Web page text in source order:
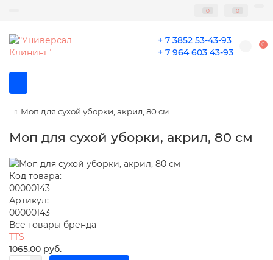
0 0
+ 7 3852 53-43-93
+ 7 964 603 43-93
0
Моп для сухой уборки, акрил, 80 см
Моп для сухой уборки, акрил, 80 см
Код товара:
00000143
Артикул:
00000143
Все товары бренда
TTS
1065.00 руб.